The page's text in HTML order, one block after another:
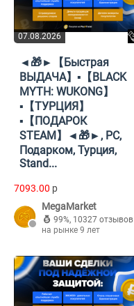
07.08.2026
◄🎁►【Быстрая
ВЫДАЧА】▪️【BLACK
MYTH: WUKONG】
▪️【ТУРЦИЯ】
▪️【ПОДАРОК
STEAM】◄🎁►, PC,
Подарком, Турция,
Stand...
7093.00 p
MegaMarket
99%, 10327 отзывов
на рынке 9 лет